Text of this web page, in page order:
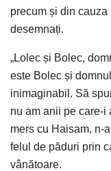
precum și din
desemnați.
„Lolec și Bolec,
este Bolec și
inimaginabil. Să
nu am anii pe care-i
mers cu Haisam, n-
felul de păduri prin
vânătoare.